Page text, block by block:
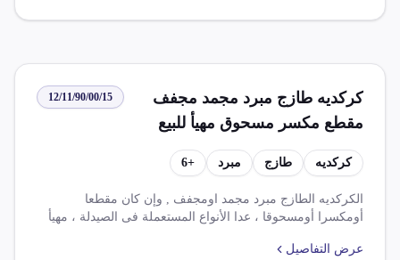
ومصنعة ذات منشأ شراكة مصريةومملكةمتحدة. ويتم تحصيل
كركديه طازج مبرد مجمد مجفف
مقطع مكسر مسحوق مهيأ للبيع
بالتجزئة
12/11/90/00/15
كركديه طازج مبرد +
6
الكركديه الطازج مبرد مجمد اومجفف , وإن كان مقطعا
أومكسرا أومسحوقا ، عدا الأنواع المستعملة فى الصيدلة ، مهيأ
المضافة 14.000 %. يفرج الصنف عن الرسوم الجمركية في ظل عرض التفاصيل